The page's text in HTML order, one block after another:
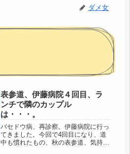
ダメ女
表参道、伊藤病院４回目、ラ
ンチで隣のカップル
は・・・。
バセドウ病、再診察。伊藤病院に行っ
てきました。今回で4回目になり、道
中も慣れたもの、秋の表参道、気持ち